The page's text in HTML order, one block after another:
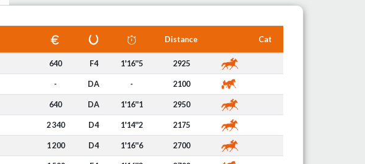
Distance Cat
640 F4 1'16''5 2925
- DA - 2100
640 DA 1'16''1 2950
2 340 D4 1'14''2 2175
1 200 D4 1'16''6 2700